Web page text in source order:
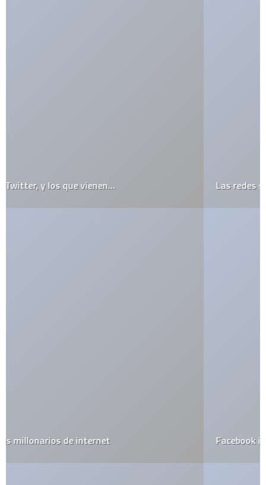
Las redes sociales sobrepasan al porno en Internet
Facebook incorporaría una tienda